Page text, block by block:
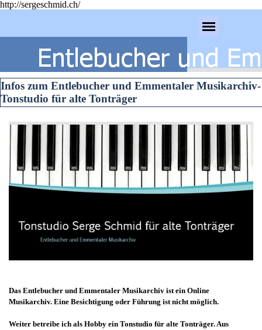
http://sergeschmid.ch/
Infos zum Entlebucher und Emmentaler Musikarchiv-
Tonstudio für alte Tonträger
Das Entlebucher und Emmentaler Musikarchiv ist ein Online
Musikarchiv. Eine Besichtigung oder Führung ist nicht möglich.
Weiter betreibe ich als Hobby ein Tonstudio für alte Tonträger. Aus